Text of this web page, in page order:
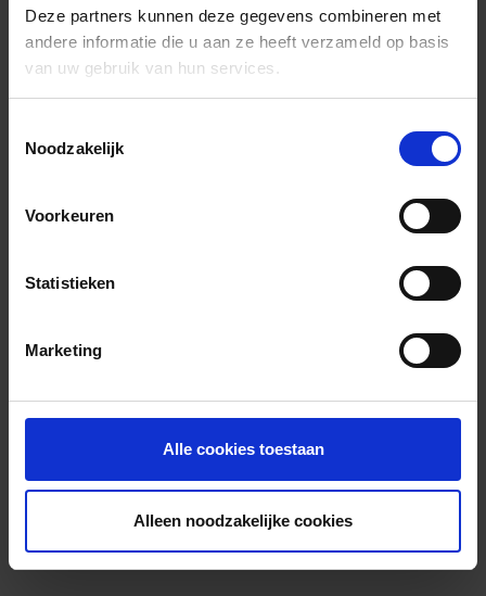
Deze partners kunnen deze gegevens combineren met
andere informatie die u aan ze heeft verzameld op basis
van uw gebruik van hun services.
Noodzakelijk
Voorkeuren
Statistieken
Marketing
Alle cookies toestaan
Alleen noodzakelijke cookies